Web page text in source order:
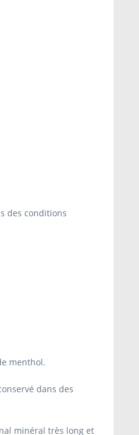
des conditions
menthol.
dans des
minéral très long et